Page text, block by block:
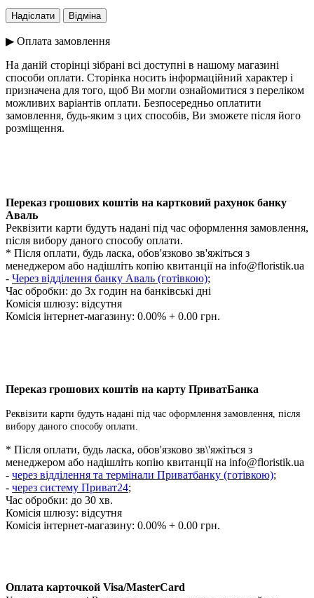
▶ Оплата замовлення
На даній сторінці зібрані всі доступні в нашому магазині
способи оплати. Сторінка носить інформаційний характер і
призначена для того, щоб Ви могли ознайомитися з переліком
можливих варіантів оплати. Безпосередньо оплатити
замовлення, будь-яким з цих способів, Ви зможете після його
розміщення.
Переказ грошових коштів на картковий рахунок банку
Аваль
Реквізити карти будуть надані під час оформлення замовлення,
після вибору даного способу оплати.
* Після оплати, будь ласка, обов'язково зв'яжіться з
менеджером або надішліть копію квитанції на info@floristik.ua
- Через відділення банку Аваль (готівкою);
Час обробки: до 3х годин на банківські дні
Комісія шлюзу: відсутня
Комісія інтернет-магазину: 0.00% + 0.00 грн.
Переказ грошових коштів на карту ПриватБанка
Реквізити карти будуть надані під час оформлення замовлення, після
вибору даного способу оплати.
* Після оплати, будь ласка, обов'язково зв\'яжіться з
менеджером або надішліть копію квитанції на info@floristik.ua
- через відділення та термінали Приватбанку (готівкою);
- через систему Приват24;
Час обробки: до 30 хв.
Комісія шлюзу: відсутня
Комісія інтернет-магазину: 0.00% + 0.00 грн.
Оплата карточкой Visa/MasterCard